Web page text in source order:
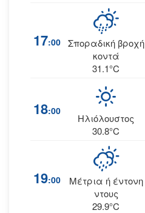
17:00 Σποραδική βροχή
κοντά
31.1°C
18:00
Ηλιόλουστος
30.8°C
19:00
Μέτρια ή έντονη
ντους
29.9°C